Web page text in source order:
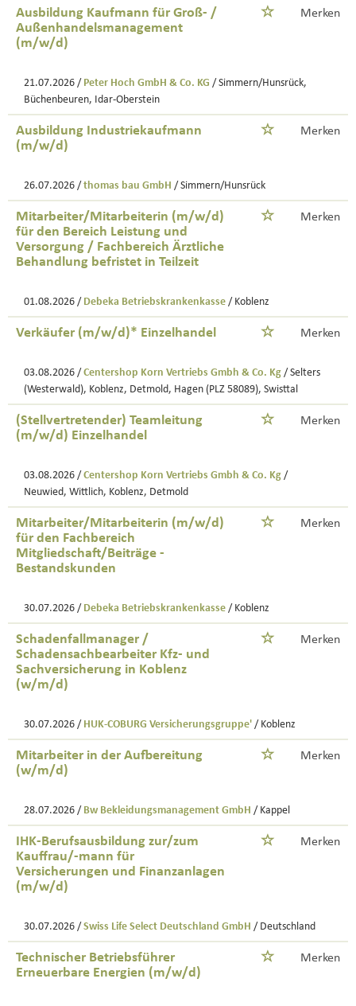
Ausbildung Kaufmann für Groß- /
Außenhandelsmanagement
(m/w/d)
Merken
21.07.2026 / Peter Hoch GmbH & Co. KG / Simmern/Hunsrück,
Büchenbeuren, Idar-Oberstein
Ausbildung Industriekaufmann
(m/w/d)
Merken
26.07.2026 / thomas bau GmbH / Simmern/Hunsrück
Mitarbeiter/Mitarbeiterin (m/w/d)
für den Bereich Leistung und
Versorgung / Fachbereich Ärztliche
Behandlung befristet in Teilzeit
Merken
01.08.2026 / Debeka Betriebskrankenkasse / Koblenz
Verkäufer (m/w/d)* Einzelhandel Merken
03.08.2026 / Centershop Korn Vertriebs Gmbh & Co. Kg / Selters
(Westerwald), Koblenz, Detmold, Hagen (PLZ 58089), Swisttal
(Stellvertretender) Teamleitung
(m/w/d) Einzelhandel
Merken
03.08.2026 / Centershop Korn Vertriebs Gmbh & Co. Kg /
Neuwied, Wittlich, Koblenz, Detmold
Mitarbeiter/Mitarbeiterin (m/w/d)
für den Fachbereich
Mitgliedschaft/Beiträge -
Bestandskunden
Merken
30.07.2026 / Debeka Betriebskrankenkasse / Koblenz
Schadenfallmanager /
Schadensachbearbeiter Kfz- und
Sachversicherung in Koblenz
(w/m/d)
Merken
30.07.2026 / HUK-COBURG Versicherungsgruppe' / Koblenz
Mitarbeiter in der Aufbereitung
(w/m/d)
Merken
28.07.2026 / Bw Bekleidungsmanagement GmbH / Kappel
IHK-Berufsausbildung zur/zum
Kauffrau/-mann für
Versicherungen und Finanzanlagen
(m/w/d)
Merken
30.07.2026 / Swiss Life Select Deutschland GmbH / Deutschland
Technischer Betriebsführer
Erneuerbare Energien (m/w/d)
Merken